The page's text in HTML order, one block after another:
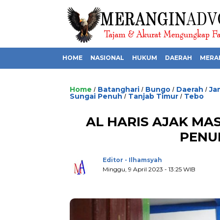
HOME NASIONAL HUKUM DAERAH
Home / Batanghari / Bungo / Daerah /
Sungai Penuh / Tanjab Timur / Tebo
AL HARIS AJAK
Editor - Ilhamsyah
Minggu, 9 April 2023 - 13:25 WIB